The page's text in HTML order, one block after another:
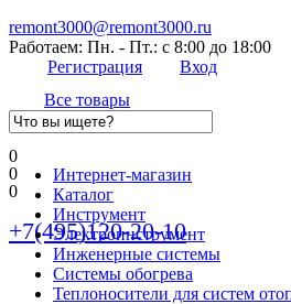
remont3000@remont3000.ru
Работаем: Пн. - Пт.: с 8:00 до 18:00
Регистрация
Вход
Все товары
0
0
0
+7(495)120-20-10
Интернет-магазин
Каталог
Инструмент
Электроинструмент
Инженерные системы
Системы обогрева
Теплоносители для систем